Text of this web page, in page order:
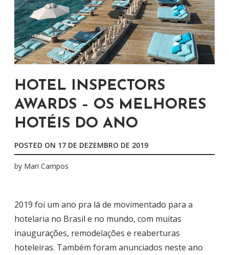
HOTEL INSPECTORS
AWARDS – OS MELHORES
HOTÉIS DO ANO
POSTED ON 17 DE DEZEMBRO DE 2019
by Mari Campos
2019 foi um ano pra lá de movimentado para a
hotelaria no Brasil e no mundo, com muitas
inaugurações, remodelações e reaberturas
hoteleiras. Também foram anunciados neste ano